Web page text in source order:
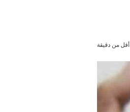
أقل من دقيقة